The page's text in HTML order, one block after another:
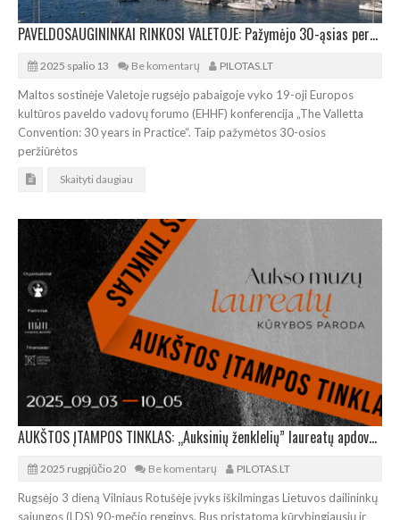
PAVELDOSAUGININKAI RINKOSI VALETOJE: Pažymėjo 30-ąsias peržiūrėtos konvencijos metines
2025 spalio 13 Be komentarų PILOTAS.LT
Maltos sostinėje Valetoje rugsėjo pabaigoje vyko 19-oji Europos
kultūros paveldo vadovų forumo (EHHF) konferencija „The Valletta
Convention: 30 years in Practice“. Taip pažymėtos 30-osios
peržiūrėtos
Skaityti daugiau
AUKŠTOS ĮTAMPOS TINKLAS: „Auksinių ženklelių” laureatų apdovanojimas ir paroda Vilniaus rotušėje
2025 rugpjūčio 20 Be komentarų PILOTAS.LT
Rugsėjo 3 dieną Vilniaus Rotušėje įvyks iškilmingas Lietuvos dailininkų
sąjungos (LDS) 90-mečio renginys. Bus pristatoma kūrybingiausių ir